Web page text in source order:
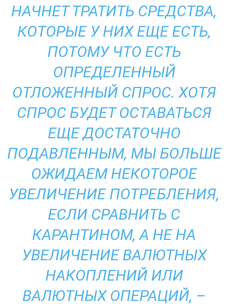
НАЧНЕТ ТРАТИТЬ СРЕДСТВА,
КОТОРЫЕ У НИХ ЕЩЕ ЕСТЬ,
ПОТОМУ ЧТО ЕСТЬ
ОПРЕДЕЛЕННЫЙ
ОТЛОЖЕННЫЙ СПРОС. ХОТЯ
СПРОС БУДЕТ ОСТАВАТЬСЯ
ЕЩЕ ДОСТАТОЧНО
ПОДАВЛЕННЫМ, МЫ БОЛЬШЕ
ОЖИДАЕМ НЕКОТОРОЕ
УВЕЛИЧЕНИЕ ПОТРЕБЛЕНИЯ,
ЕСЛИ СРАВНИТЬ С
КАРАНТИНОМ, А НЕ НА
УВЕЛИЧЕНИЕ ВАЛЮТНЫХ
НАКОПЛЕНИЙ ИЛИ
ВАЛЮТНЫХ ОПЕРАЦИЙ, –